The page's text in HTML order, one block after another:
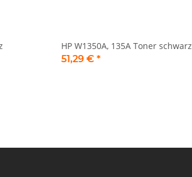
HP W1350A, 135A Toner schwarz
51,29 € *